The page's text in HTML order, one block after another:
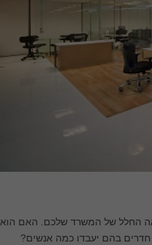
החלל של המשרד שלכם. האם הוא
בהם יעבדו כמה אנשים?